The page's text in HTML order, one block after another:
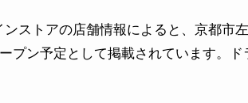
ストアの店舗情報によると、京都市
プン予定として掲載されています。